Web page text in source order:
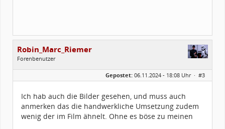
Robin_Marc_Riemer
Forenbenutzer
Geschlecht:
Düsseldorf/Hannover
Beiträge:
287
Legion-ID:
14445
Squad-Zugehörigkeit: NSQ
Kostüme:
Im Profil...
Gepostet: 06.11.2024 - 18:08 Uhr · #3
Ich hab auch die Bilder gesehen, und muss auch
anmerken das die handwerkliche Umsetzung zudem
wenig der im Film ähnelt. Ohne es böse zu meinen